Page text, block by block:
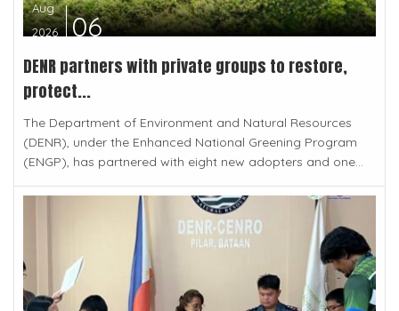
Aug
2026
06
DENR partners with private groups to restore,
protect...
The Department of Environment and Natural Resources
(DENR), under the Enhanced National Greening Program
(ENGP), has partnered with eight new adopters and one...